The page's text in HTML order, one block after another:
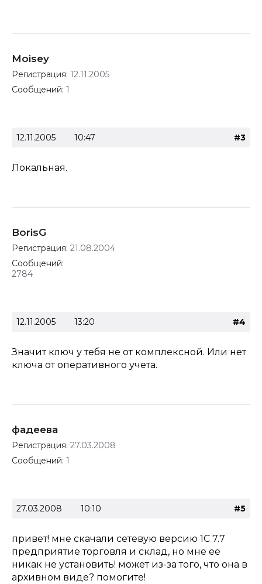
Moisey
Регистрация: 12.11.2005
Сообщений: 1
12.11.2005 10:47 #3
Локальная.
BorisG
Регистрация: 21.08.2004
Сообщений:
2784
12.11.2005 13:20 #4
Значит ключ у тебя не от комплексной. Или нет
ключа от оперативного учета.
фадеева
Регистрация: 27.03.2008
Сообщений: 1
27.03.2008 10:10 #5
привет! мне скачали сетевую версию 1С 7.7
предприятие торговля и склад, но мне ее
никак не установить! может из-за того, что она в
архивном виде? помогите!